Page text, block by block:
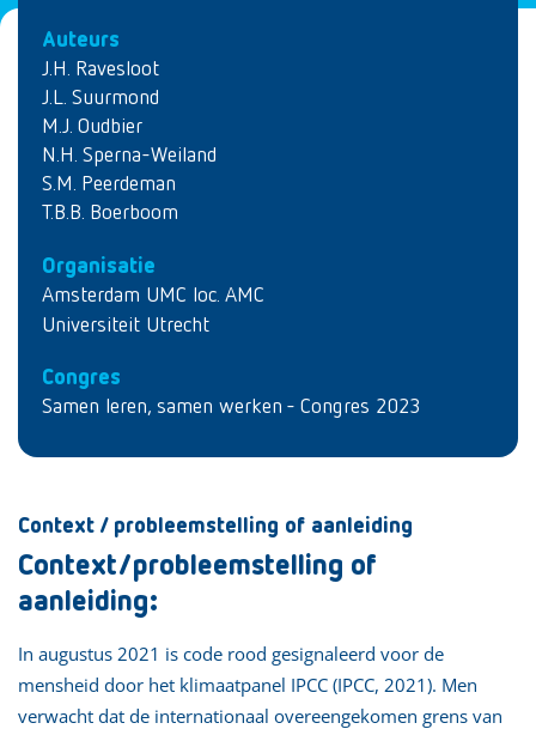
Auteurs
J.H. Ravesloot
J.L. Suurmond
M.J. Oudbier
N.H. Sperna-Weiland
S.M. Peerdeman
T.B.B. Boerboom
Organisatie
Amsterdam UMC loc. AMC
Universiteit Utrecht
Congres
Samen leren, samen werken - Congres 2023
Context / probleemstelling of aanleiding
Context/probleemstelling of
aanleiding:
In augustus 2021 is code rood gesignaleerd voor de
mensheid door het klimaatpanel IPCC (IPCC, 2021). Men
verwacht dat de internationaal overeengekomen grens van